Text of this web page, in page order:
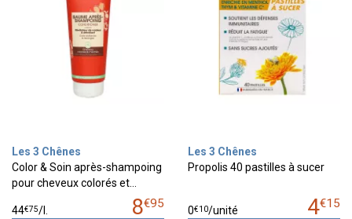
Les 3 Chênes
Color & Soin après-shampoing
pour cheveux colorés et…
8€95
44€75/
Les 3 Chênes
Propolis 40 pastilles à sucer
4€15
0€10/unité